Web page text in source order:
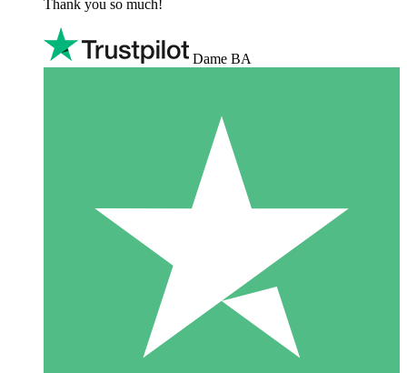
Thank you so much!
Dame BA